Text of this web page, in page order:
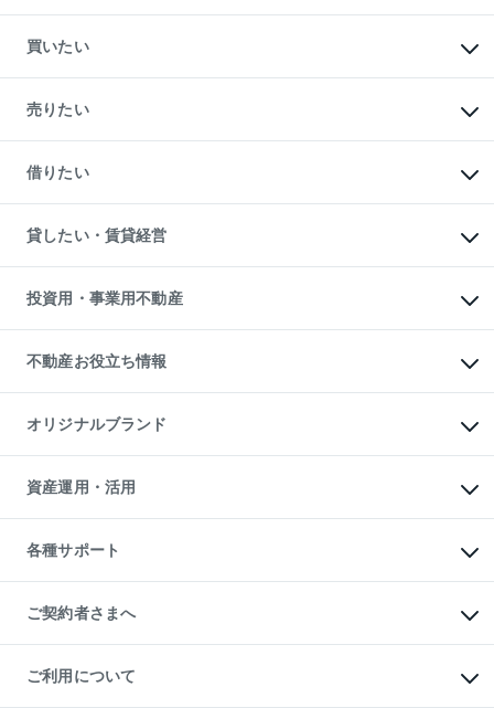
買いたい
新築・分譲マンションの購入
中古マンションの購入
一戸建ての購入
中古一戸建ての購入
不動産購入の流れ
注目キーワード物件特集
購入ガイド
English 繁体中文簡体中文
売りたい
一戸建ての売却・査定
土地の売却・査定
スピードAI査定
不動産査定について
不動産売却の流れ
不動産買換えの流れ
売却ガイド
借りたい
オフィス・店舗の賃貸
借りるときの流れ
借りるガイド
貸したい・賃貸経営
マンション賃料データ
賃貸管理プラン
リロケーションについて
貸すガイド
投資用・事業用不動産
事業用不動産
マンション投資
投資用マンション
アパート経営
収益物件
ビル購入（ビル一棟）
投資用不動産の売却査定
事業用不動産の売却査定
不動産お役立ち情報
マンションライブラリー
人気マンションランキング
暮らしに役立つ不動産メディア
不動産相場・不動産価格情報
不動産コラム・ニュース
不動産用語集
不動産なんでもネット相談室
住まいの税金
オリジナルブランド
一棟リノベーションマンション
L`GENTE（ルジェンテ）
区分リノベーションマンション
投資用一棟レジデンスWELL
不動産小口投資
LEGACIA（レガシア）
資産運用・活用
不動産M&A
アセットマネジメント・出資
各種サポート
相続サポート
リフォームサポート
ご契約者さまへ
ご紹介・再契約特典
入居者様専用-各種ご案内（賃貸）
ご利用について